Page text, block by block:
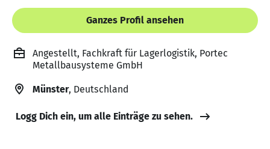
Ganzes Profil ansehen
Angestellt, Fachkraft für Lagerlogistik, Portec
Metallbausysteme GmbH
Münster, Deutschland
Logg Dich ein, um alle Einträge zu sehen.